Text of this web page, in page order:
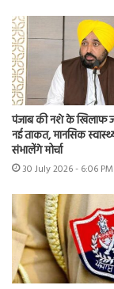
पंजाब की नशे के खिलाफ
नई ताकत, मानसिक
संभालेंगे मोर्चा
30 July 2026 - 6:06 PM